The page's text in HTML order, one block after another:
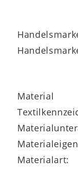
Material
Materialart: